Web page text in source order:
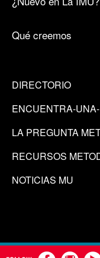
Qué creemos
DIRECTORIO
ENCUENTRA-
LA PREGUNTA
RECURSOS
NOTICIAS MU